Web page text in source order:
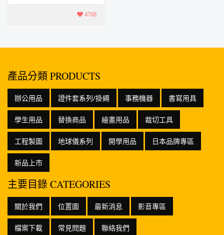
常配戴不起毛球，提升4768
產品分類 PRODUCTS
辦公用品 證件套系列/掛繩 事務機器 書寫用具
學生用品 替換商品 繪畫用品 裁切工具
工程製圖 地球儀系列 開學用品 日本品牌專區
新品上市
主要目錄 CATEGORIES
關於我們 位置圖 最新消息 影音專區
檔案下載 常見問題 聯絡我們